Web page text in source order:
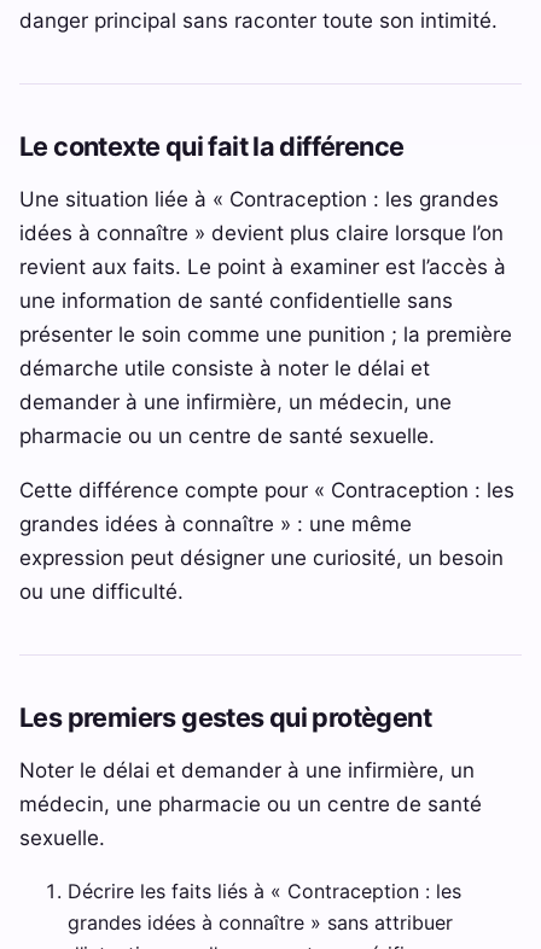
danger principal sans raconter toute son intimité.
Le contexte qui fait la différence
Une situation liée à « Contraception : les grandes
idées à connaître » devient plus claire lorsque l’on
revient aux faits. Le point à examiner est l’accès à
une information de santé confidentielle sans
présenter le soin comme une punition ; la première
démarche utile consiste à noter le délai et
demander à une infirmière, un médecin, une
pharmacie ou un centre de santé sexuelle.
Cette différence compte pour « Contraception : les
grandes idées à connaître » : une même
expression peut désigner une curiosité, un besoin
ou une difficulté.
Les premiers gestes qui protègent
Noter le délai et demander à une infirmière, un
médecin, une pharmacie ou un centre de santé
sexuelle.
Décrire les faits liés à « Contraception : les
grandes idées à connaître » sans attribuer